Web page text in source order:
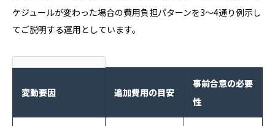
ケジュールが変わった場合の費用負担パターンを3〜4通り例示し
てご説明する運用としています。
変動要因 追加費用の目安
事前合意の必要
性